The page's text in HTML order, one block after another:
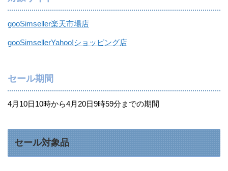
gooSimseller楽天市場店
gooSimsellerYahoo!ショッピング店
セール期間
4月10日10時から4月20日9時59分までの期間
セール対象品